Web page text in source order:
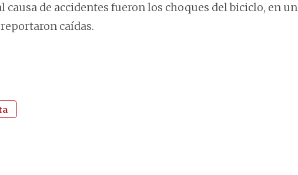
de accidentes fueron los choques del biciclo, en un
caídas.